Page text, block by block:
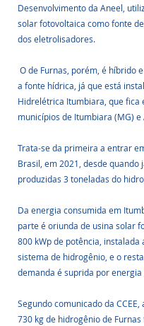
Desenvolvimento da Aneel,
solar fotovoltaica como fonte
dos eletrolisadores.
a fonte hídrica, já que está
Hidrelétrica Itumbiara, que fica
municípios de Itumbiara (MG) e
Trata-se da primeira a entrar
Brasil, em 2021, desde quando
produzidas 3 toneladas do
Da energia consumida em
parte é oriunda de usina solar
800 kWp de potência, instalada
sistema de hidrogênio, e o
demanda é suprida por energia
Segundo comunicado da CCEE,
730 kg de hidrogênio de